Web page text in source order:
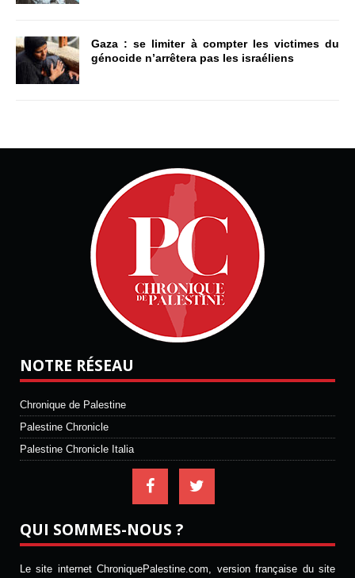
Gaza : se limiter à compter les victimes du
génocide n’arrêtera pas les israéliens
NOTRE RÉSEAU
Chronique de Palestine
Palestine Chronicle
Palestine Chronicle Italia
QUI SOMMES-NOUS ?
Le site internet ChroniquePalestine.com, version française du site